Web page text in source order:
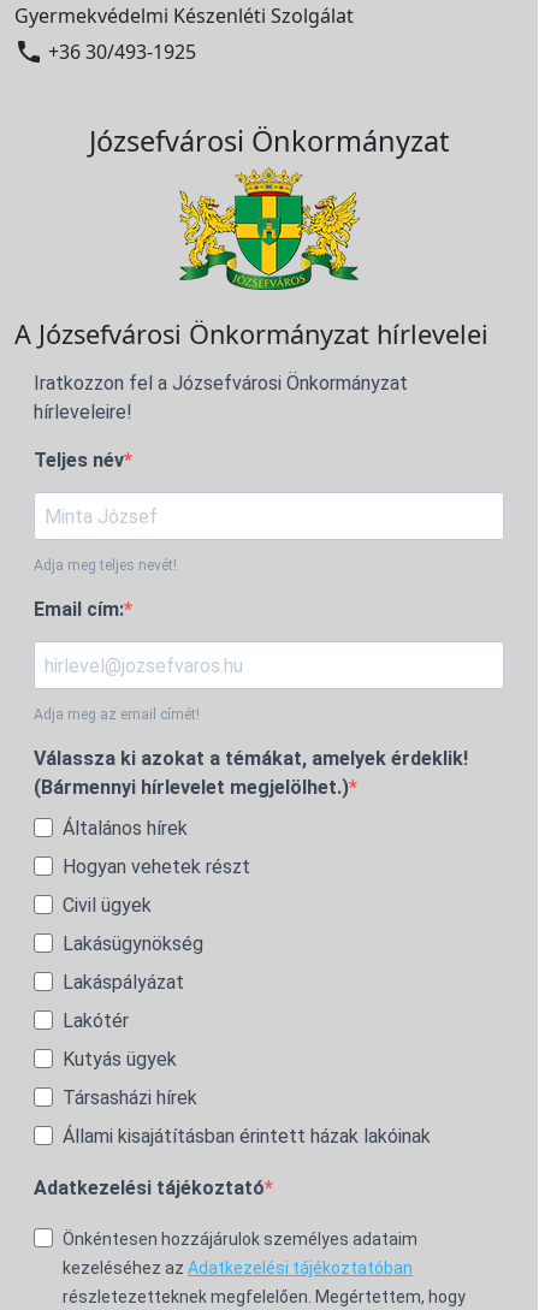
Gyermekvédelmi Készenléti Szolgálat
 +36 30/493-1925
Józsefvárosi Önkormányzat
A Józsefvárosi Önkormányzat hírlevelei
Iratkozzon fel a Józsefvárosi Önkormányzat
hírleveleire!
Teljes név
Adja meg teljes nevét!
Email cím:
Adja meg az email címét!
Válassza ki azokat a témákat, amelyek érdeklik!
(Bármennyi hírlevelet megjelölhet.)
Általános hírek
Hogyan vehetek részt
Civil ügyek
Lakásügynökség
Lakáspályázat
Lakótér
Kutyás ügyek
Társasházi hírek
Állami kisajátításban érintett házak lakóinak
Adatkezelési tájékoztató
Önkéntesen hozzájárulok személyes adataim
kezeléséhez az Adatkezelési tájékoztatóban
részletezetteknek megfelelően. Megértettem, hogy